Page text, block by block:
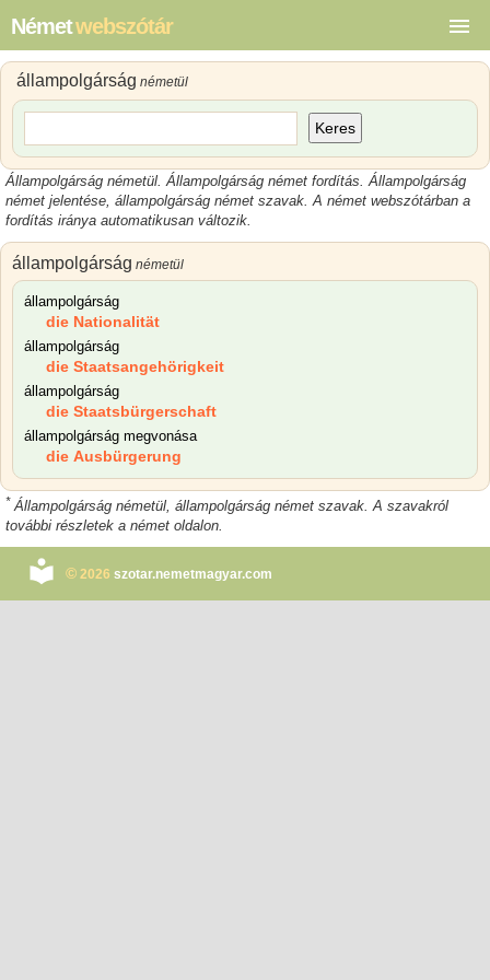
Németwebszótár
állampolgárság németül
Keres
Állampolgárság németül. Állampolgárság német fordítás. Állampolgárság
német jelentése, állampolgárság német szavak. A német webszótárban a
fordítás iránya automatikusan változik.
állampolgárság németül
állampolgárság
die Nationalität
állampolgárság
die Staatsangehörigkeit
állampolgárság
die Staatsbürgerschaft
állampolgárság megvonása
die Ausbürgerung
* Állampolgárság németül, állampolgárság német szavak. A szavakról
további részletek a német oldalon.
© 2026 szotar.nemetmagyar.com